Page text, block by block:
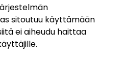
sitoutuu käyttämään
ei aiheudu haittaa